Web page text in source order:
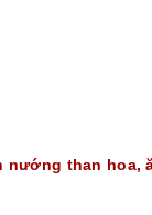
nướng than hoa,